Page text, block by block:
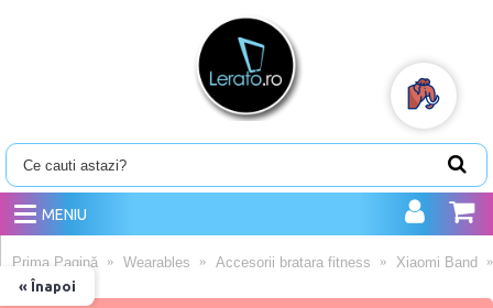
MENIU
« Înapoi
Prima Pagină Wearables Accesorii bratara fitness Xiaomi Band